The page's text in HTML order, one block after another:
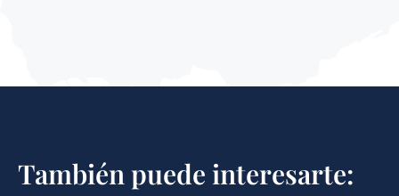
También puede interesarte: